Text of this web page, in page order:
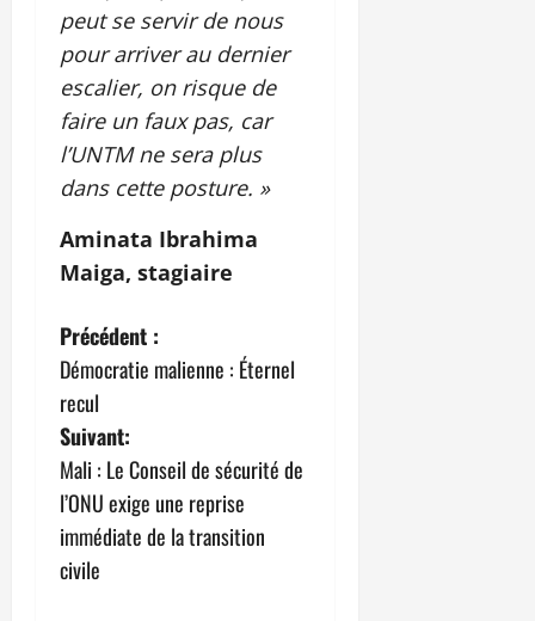
peut se servir de nous
pour arriver au dernier
escalier, on risque de
faire un faux pas, car
l’UNTM ne sera plus
dans cette posture. »
Aminata Ibrahima
Maiga, stagiaire
N
a
v
i
g
a
Précédent :
Démocratie malienne : Éternel
recul
Suivant:
Mali : Le Conseil de sécurité de
l’ONU exige une reprise
immédiate de la transition
civile